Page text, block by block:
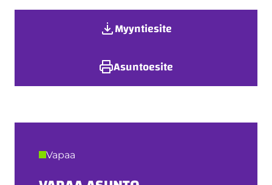
Myyntiesite
Asuntoesite
Vapaa